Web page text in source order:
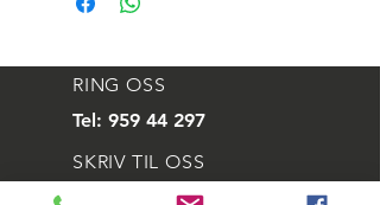
følger ansiktets kontur,
nakkebøyle, enkel utskiftbar linse.
Kan brukes utenpå dine egne briller.
Ripebeskyttelse: Ja
UV beskyttelse: Ja
RING OSS
Tel: 959 44 297
SKRIV TIL OSS
svein@aleskip.no